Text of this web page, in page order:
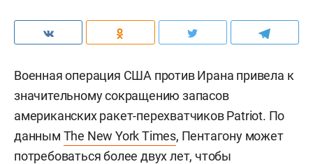
Военная операция США против Ирана привела к
значительному сокращению запасов
американских ракет-перехватчиков Patriot. По
данным The New York Times, Пентагону может
потребоваться более двух лет, чтобы